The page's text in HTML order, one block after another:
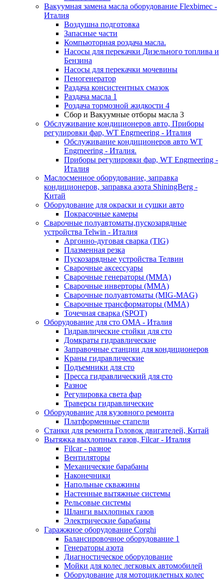
Вакуумная замена масла оборудование Flexbimeс -
Италия
Воздушна подготовка
Запасные части
Компьюторная роздача масла.
Насосы для перекачки Дизельного топлива и
Бензина
Насосы для перекачки мочевины
Пеногенератор
Раздача консистентных смазок
Раздача масла 1
Роздача тормозной жидкости 4
Сбор и Вакуумные отборы масла 3
Обслуживание кондиционеров авто, Приборы
регулировки фар, WT Engrneering - Италия
Обслуживание кондиционеров авто WT
Engrneering - Италия.
Приборы регулировки фар, WT Engrneering -
Италия
Маслосменное оборудование, заправка
кондиционеров, заправка азота ShiningBerg -
Китай
Оборудование для окраски и сушки авто
Покрасочные камеры
Сварочные полуавтоматы,пускозарядные
устройства Telwin - Италия
Аргонно-дуговая сварка (TIG)
Плазменная резка
Пускозарядные устройства Телвин
Сварочные аксессуары
Сварочные генераторы (MMA)
Сварочные инверторы (MMA)
Сварочные полуавтоматы (MIG-MAG)
Сварочные трансформаторы (MMA)
Точечная сварка (SPOT)
Оборудование для сто OMA - Италия
Гидравлические стойки для сто
Домкраты гидравлические
Заправочные станции для кондиционеров
Краны гидравлические
Подъемники для сто
Пресса гидравлический для сто
Разное
Регулировка света фар
Траверсы гидравлические
Оборудование для кузовного ремонта
Платформенные стапели
Станки для ремонта Головок двигателей, Китай
Вытяжка выхлопных газов, Filcar - Италия
Filcar - разное
Вентиляторы
Механические барабаны
Наконечники
Напольные скважины
Настенные вытяжные системы
Рельсовые системы
Шланги выхлопных газов
Электрические барабаны
Гаражжное оборудование Corghi
Балансировочное оборудование 1
Генераторы азота
Диагностическое оборудование
Мойки для колес легковых автомобилей
Оборудование для мотоциклетных колес